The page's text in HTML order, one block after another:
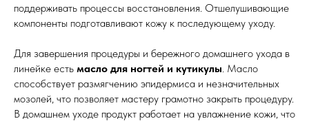
поддерживать процессы восстановления. Отшелушивающие
компоненты подготавливают кожу к последующему уходу.
Для завершения процедуры и бережного домашнего ухода в
линейке есть масло для ногтей и кутикулы . Масло
способствует размягчению эпидермиса и незначительных
мозолей, что позволяет мастеру грамотно закрыть процедуру.
В домашнем уходе продукт работает на увлажнение кожи, что